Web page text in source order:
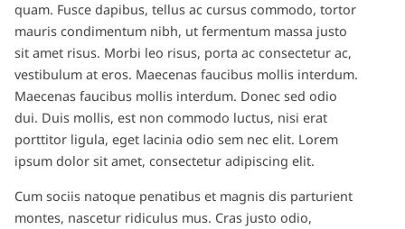
quam. Fusce dapibus, tellus ac cursus commodo, tortor
mauris condimentum nibh, ut fermentum massa justo
sit amet risus. Morbi leo risus, porta ac consectetur ac,
vestibulum at eros. Maecenas faucibus mollis interdum.
Maecenas faucibus mollis interdum. Donec sed odio
dui. Duis mollis, est non commodo luctus, nisi erat
porttitor ligula, eget lacinia odio sem nec elit. Lorem
ipsum dolor sit amet, consectetur adipiscing elit.
Cum sociis natoque penatibus et magnis dis parturient
montes, nascetur ridiculus mus. Cras justo odio,